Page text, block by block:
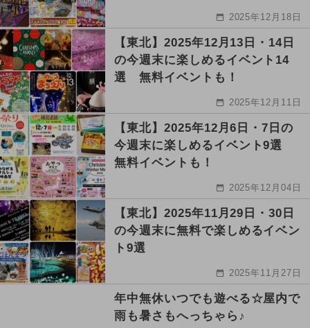
2025年12月18日
【東北】2025年12月13日・14日
の今週末に楽しめるイベント14
選 無料イベントも！
2025年12月11日
【東北】2025年12月6日・7日の
今週末に楽しめるイベント9選
無料イベントも！
2025年12月04日
【東北】2025年11月29日・30日
の今週末に無料で楽しめるイベン
ト9選
2025年11月27日
年中無休いつでも遊べる☆屋内で
雨も暑さもへっちゃら♪